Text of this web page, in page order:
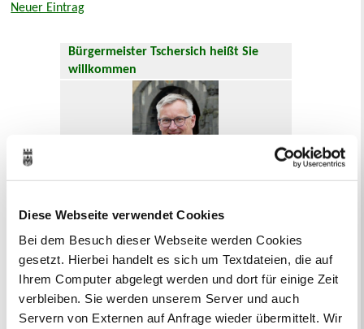
Diese Webseite verwendet Cookies
Bei dem Besuch dieser Webseite werden Cookies
gesetzt. Hierbei handelt es sich um Textdateien, die auf
Ihrem Computer abgelegt werden und dort für einige Zeit
verbleiben. Sie werden unserem Server und auch
Servern von Externen auf Anfrage wieder übermittelt. Wir
Neuer Eintrag
Bürgermeister Tschersich heißt Sie
willkommen
Hier geht es zumWillkommensgruß .
Oft gesucht
Abfallkalender Anmeldung
Ausländer und Integrationsarbeit